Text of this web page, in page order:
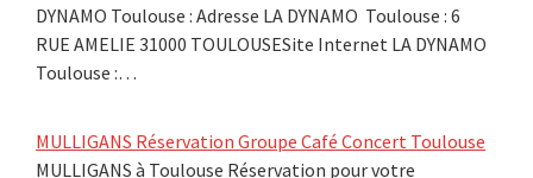
DYNAMO Toulouse : Adresse LA DYNAMO Toulouse : 6
RUE AMELIE 31000 TOULOUSESite Internet LA DYNAMO
Toulouse :…
MULLIGANS Réservation Groupe Café Concert Toulouse
MULLIGANS à Toulouse Réservation pour votre